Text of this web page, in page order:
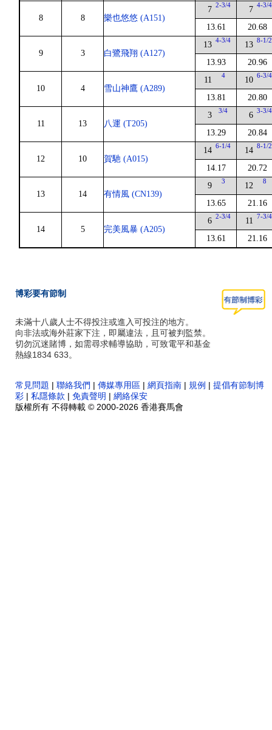
8 8 樂也悠悠 (A151)
7 2-3/4
13.61
7 4-3/4
20.68
9 3 白鷺飛翔 (A127)
13 4-3/4
13.93
13 8-1/2
20.96
10 4 雪山神鷹 (A289)
11 4
13.81
10 6-3/4
20.80
11 13 八運 (T205)
3 3/4
13.29
6 3-3/4
20.84
12 10 賀馳 (A015)
14 6-1/4
14.17
14 8-1/2
20.72
13 14 有情風 (CN139)
9 3
13.65
12 8
21.16
14 5 完美風暴 (A205)
6 2-3/4
13.61
11 7-3/4
21.16
博彩要有節制
未滿十八歲人士不得投注或進入可投注的地方。
向非法或海外莊家下注，即屬違法，且可被判監禁。
切勿沉迷賭博，如需尋求輔導協助，可致電平和基金
熱線1834 633。
常見問題 | 聯絡我們 | 傳媒專用區 | 網頁指南 | 規例 | 提倡有節制博
彩 | 私隱條款 | 免責聲明 | 網絡保安
版權所有 不得轉載 © 2000-2026 香港賽馬會